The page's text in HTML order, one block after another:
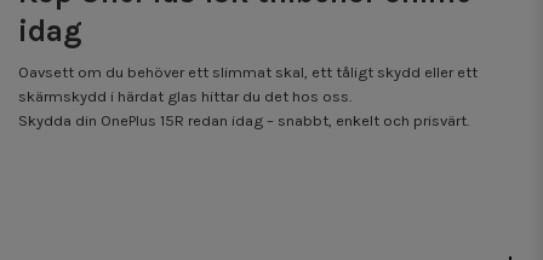
idag
Oavsett om du behöver ett slimmat skal, ett tåligt skydd eller ett
skärmskydd i härdat glas hittar du det hos oss.
Skydda din OnePlus 15R redan idag – snabbt, enkelt och prisvärt.